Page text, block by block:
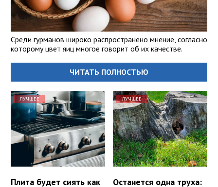
Среди гурманов широко распространено мнение, согласно
которому цвет яиц многое говорит об их качестве.
ЧИТАТЬ ПОЛНОСТЬЮ
ЛУЧШЕЕ
Плита будет сиять как
ЛУЧШЕЕ
Останется одна труха: